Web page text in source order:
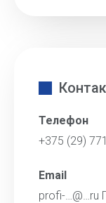
Телефон
+375 (29)
Email
profi-…@…ru